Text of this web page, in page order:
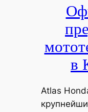
в
Atlas